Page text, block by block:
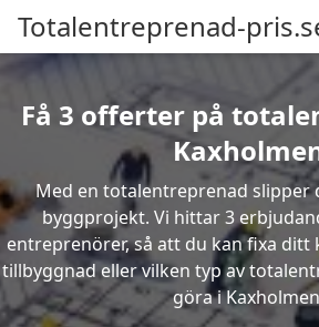
Totalentreprenad-
Få 3 offerter på
Med en totalentreprenad slipper
byggprojekt. Vi hittar 3
entreprenörer, så att du kan fixa
tillbyggnad eller vilken typ av
göra i